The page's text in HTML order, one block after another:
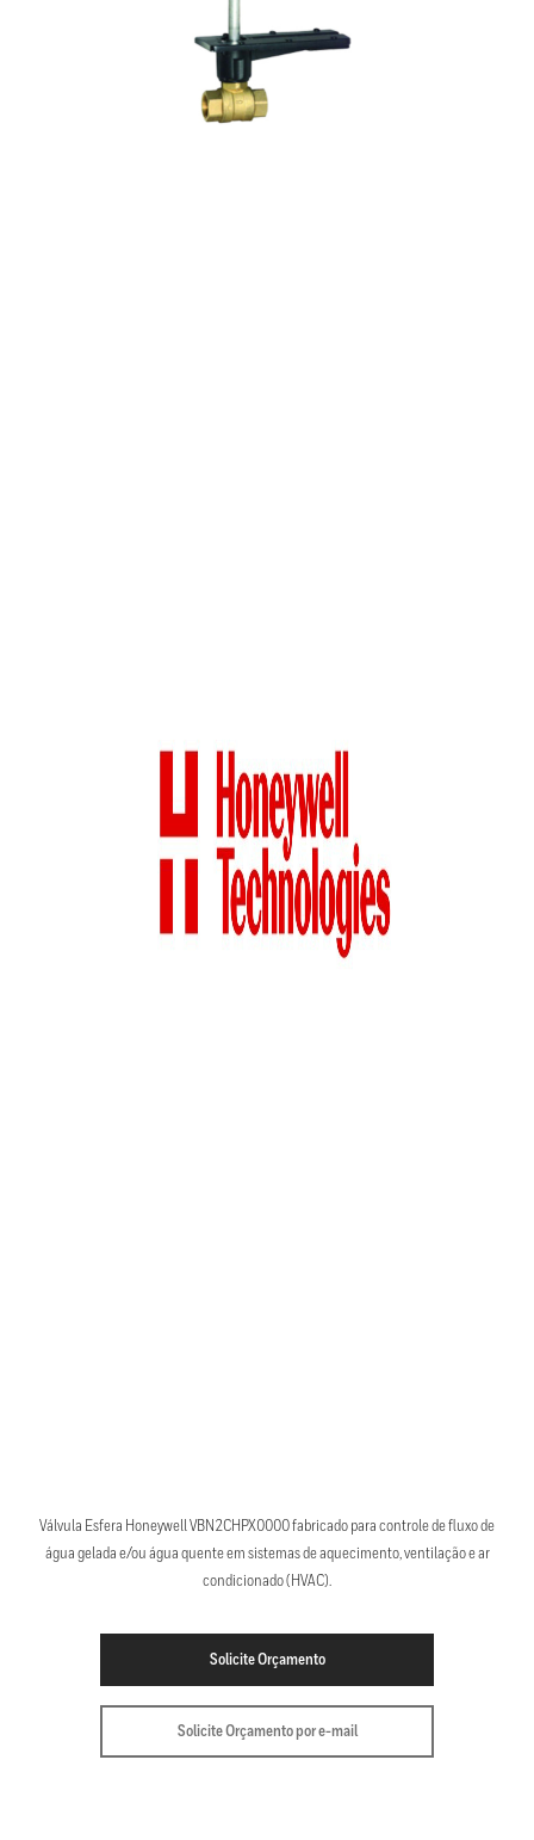
Válvula Esfera Honeywell VBN2CHPX0000 fabricado para controle de fluxo de
água gelada e/ou água quente em sistemas de aquecimento, ventilação e ar
condicionado (HVAC).
Solicite Orçamento
Solicite Orçamento por e-mail